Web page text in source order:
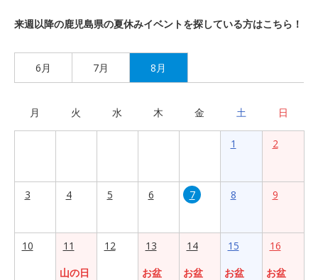
来週以降の鹿児島県の夏休みイベントを探している方はこちら！
6月 7月 8月
月 火 水 木 金 土 日
1 2
3 4 5 6 7 8 9
10
11
山の日
12
13
お盆
14
お盆
15
お盆
16
お盆